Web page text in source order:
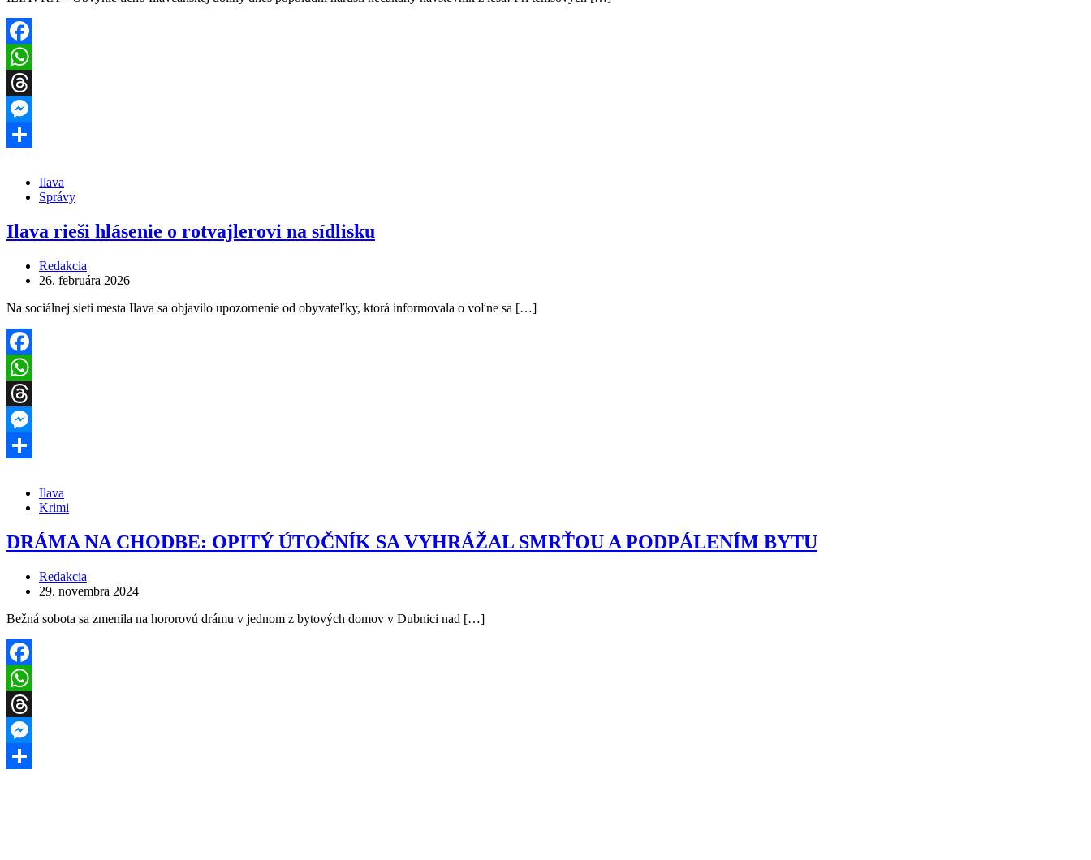
Facebook
WhatsApp
Threads
Messenger
Ilava
Správy
Ilava rieši hlásenie o rotvajlerovi na sídlisku
Redakcia
26. februára 2026
Na sociálnej sieti mesta Ilava sa objavilo upozornenie od obyvateľky, ktorá informovala o voľne sa […]
Facebook
WhatsApp
Threads
Messenger
Ilava
Krimi
DRÁMA NA CHODBE: OPITÝ ÚTOČNÍK SA VYHRÁŽAL SMRŤOU A PODPÁLENÍM BYTU
Redakcia
29. novembra 2024
Bežná sobota sa zmenila na hororovú drámu v jednom z bytových domov v Dubnici nad […]
Facebook
WhatsApp
Threads
Messenger